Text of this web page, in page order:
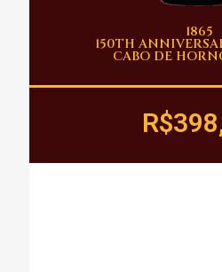
1865
150TH
CABO DE